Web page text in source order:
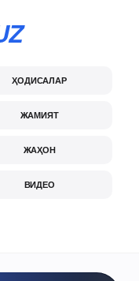
ҲОДИСАЛАР
ЖАМИЯТ
ЖАҲОН
ВИДЕО